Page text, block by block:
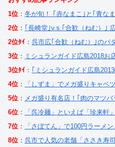
1位 ： 冬が旬！ ｢赤なまこ｣と｢青な
2位 ：
｢長崎堂｣v.s.｢合歓（ねむ）｣
2位ﾀｲ ： 呉市広｢合歓（ねむ）｣のバ
3位 ： ミシュランガイド広島2018
3位ﾀｲ ：
｢ミシュランガイド広島
4位 ：
「しずま」でメガ盛りキャベ
5位 ： メガ盛り有名店！｢肉のマツ
6位 ：
「呉冷麺」といえば「珍来軒
7位 ：
「さぼてん」で100円ラーメ
8位 ： 呉市で人気の老舗「ささき寿